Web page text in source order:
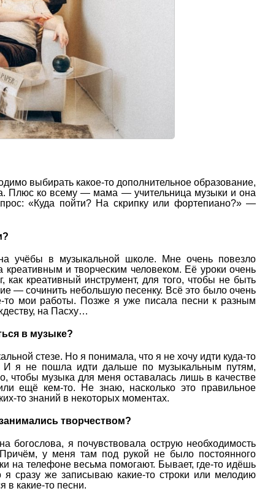
выбирать какое-то дополнительное образование,
Плюс ко всему — мама — учительница музыки и она
«Куда пойти? На скрипку или фортепиано?» —
учёбы в музыкальной школе. Мне очень повезло
и творческим человеком. Её уроки очень
креативный инструмент, для того, чтобы не быть
— сочинить небольшую песенку. Всё это было очень
то мои работы. Позже я уже писала песни к разным
на Пасху…
в музыке?
стезе. Но я понимала, что я не хочу идти куда-то
И я не пошла идти дальше по музыкальным путям,
чтобы музыка для меня оставалась лишь в качестве
ещё кем-то. Не знаю, насколько это правильное
то знаний в некоторых моментах.
творчеством?
я почувствовала острую необходимость
у меня там под рукой не было постоянного
на телефоне весьма помогают. Бывает, где-то идёшь
сразу же записываю какие-то строки или мелодию
в какие-то песни.